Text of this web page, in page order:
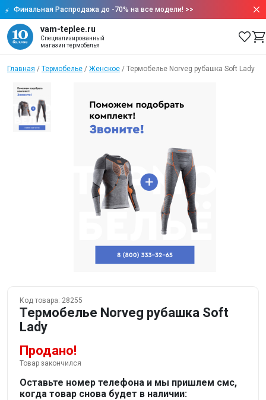
Финальная Распродажа до -70% на все модели! >>
vam-teplee.ru
Специализированный
магазин термобелья
Главная / Термобелье / Женское / Термобелье Norveg рубашка Soft Lady
Код товара: 28255
Термобелье Norveg рубашка Soft
Lady
Продано!
Товар закончился
Оставьте номер телефона и мы пришлем смс,
когда товар снова будет в наличии: